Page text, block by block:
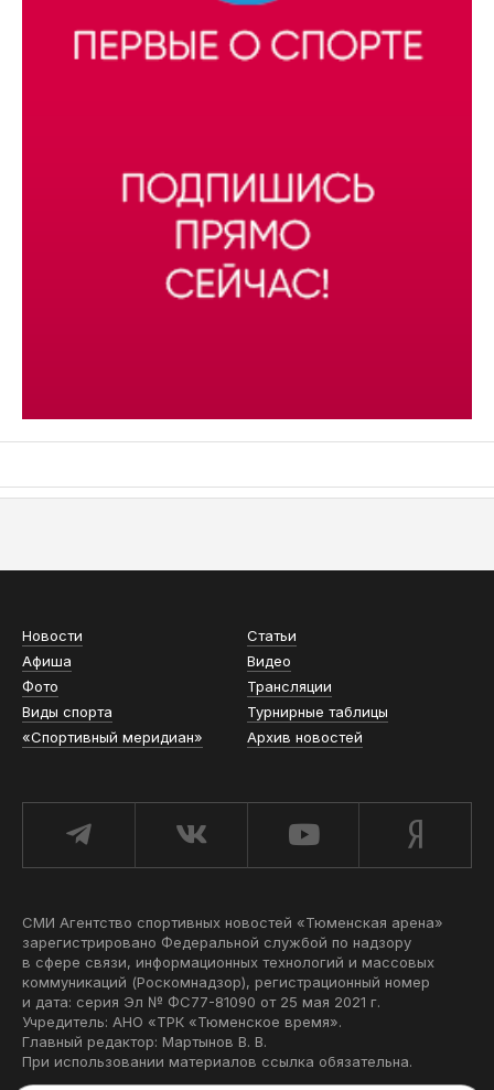
Новости
Статьи
Афиша
Видео
Фото
Трансляции
Виды спорта
Турнирные таблицы
«Спортивный меридиан»
Архив новостей
СМИ Агентство спортивных новостей «Тюменская арена»
зарегистрировано Федеральной службой по надзору
в сфере связи, информационных технологий и массовых
коммуникаций (Роскомнадзор), регистрационный номер
и дата: серия Эл № ФС77-81090 от 25 мая 2021 г.
Учредитель: АНО «ТРК «Тюменское время».
Главный редактор: Мартынов В. В.
При использовании материалов ссылка обязательна.